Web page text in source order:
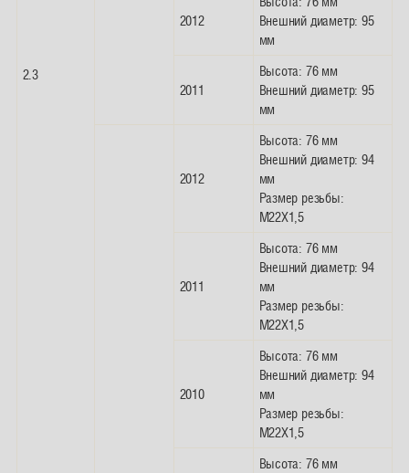
2.3
2012
Внешний диаметр: 95
мм
2011
Высота: 76 мм
Внешний диаметр: 95
мм
2012
Высота: 76 мм
Внешний диаметр: 94
мм
Размер резьбы:
M22X1,5
2011
Высота: 76 мм
Внешний диаметр: 94
мм
Размер резьбы:
M22X1,5
2010
Высота: 76 мм
Внешний диаметр: 94
мм
Размер резьбы:
M22X1,5
Высота: 76 мм